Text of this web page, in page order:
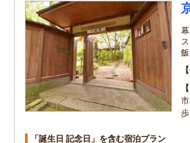
「誕生日 記念日」を含む宿泊プラン